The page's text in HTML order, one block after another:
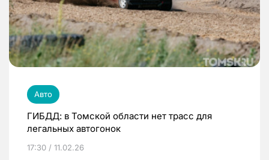
Авто
ГИБДД: в Томской области нет трасс для
легальных автогонок
17:30 / 11.02.26